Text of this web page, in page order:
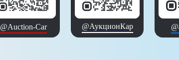
@Auction-Car @АукционКар